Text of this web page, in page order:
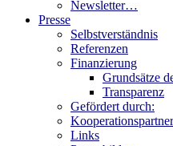
Newsletter…
Presse
Selbstverständnis
Referenzen
Finanzierung
Grundsätze
Transparenz
Gefördert durch:
Kooperationspartner
Links